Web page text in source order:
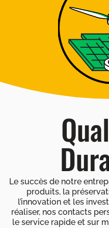
Le succès de notre
produits, la
l’innovation et les
réaliser, nos contacts
le service rapide et sur